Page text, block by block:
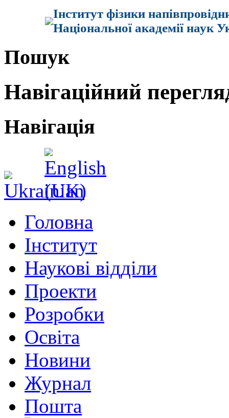
Інститут фізики
Національної академії наук
Пошук
Навігаційний
Навігація
Головна
Інститут
Наукові відділи
Проекти
Розробки
Освіта
Новини
Журнал
Пошта